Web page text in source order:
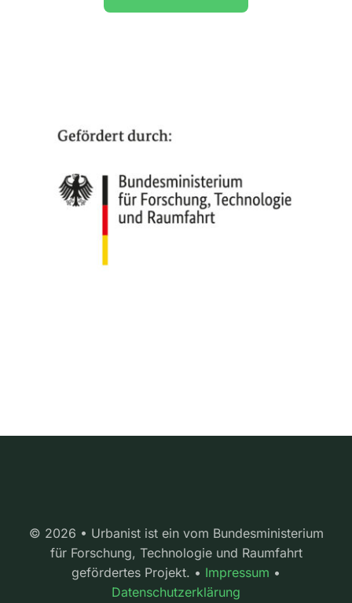
© 2026 • Urbanist ist ein vom Bundesministerium
für Forschung, Technologie und Raumfahrt
gefördertes Projekt. • Impressum •
Datenschutzerklärung